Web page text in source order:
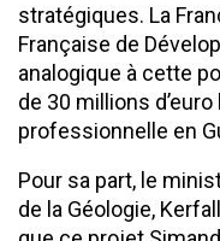
stratégiques. La
Française de
analogique à cette
de 30 millions
professionnelle en
Pour sa part, le
de la Géologie,